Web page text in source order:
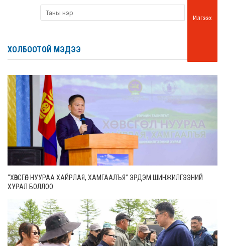
Илгээх
ХОЛБООТОЙ МЭДЭЭ
“ХӨВСГӨЛ НУУРАА ХАЙРЛАЯ, ХАМГААЛЪЯ” ЭРДЭМ ШИНЖИЛГЭЭНИЙ
ХУРАЛ БОЛЛОО